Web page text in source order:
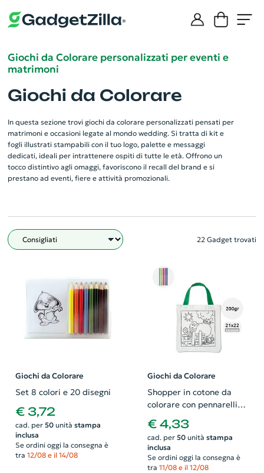
Giochi da Colorare personalizzati per eventi e
matrimoni
Giochi da Colorare
In questa sezione trovi giochi da colorare personalizzati pensati per
matrimoni e occasioni legate al mondo wedding. Si tratta di kit e
fogli illustrati stampabili con il tuo logo, palette e messaggi
dedicati, ideali per intrattenere ospiti di tutte le età. Offrono un
tocco distintivo agli omaggi, favoriscono il recall del brand e si
prestano ad eventi, fiere e attività promozionali.
Filtro 22 Gadget trovati
Giochi da Colorare
Set 8 colori e 20 disegni
€ 3,72
cad. per 50unità stampa
inclusa
Se ordini oggi la consegna è
tra 12/08 e il 14/08
Giochi da Colorare
Shopper in cotone da
colorare con pennarelli
da 200gr 21x22cm
€ 4,33
cad. per 50unità stampa
inclusa
Se ordini oggi la consegna è
tra 11/08 e il 12/08